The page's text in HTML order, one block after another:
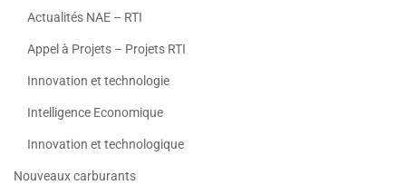
Actualités NAE – RTI
Appel à Projets – Projets RTI
Innovation et technologie
Intelligence Economique
Innovation et technologique
Nouveaux carburants